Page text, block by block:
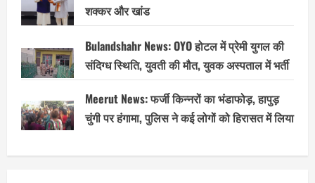
शक्कर और खांड
Bulandshahr News: OYO होटल में प्रेमी युगल की
संदिग्ध स्थिति, युवती की मौत, युवक अस्पताल में भर्ती
Meerut News: फर्जी किन्नरों का भंडाफोड़, हापुड़
चुंगी पर हंगामा, पुलिस ने कई लोगों को हिरासत में लिया